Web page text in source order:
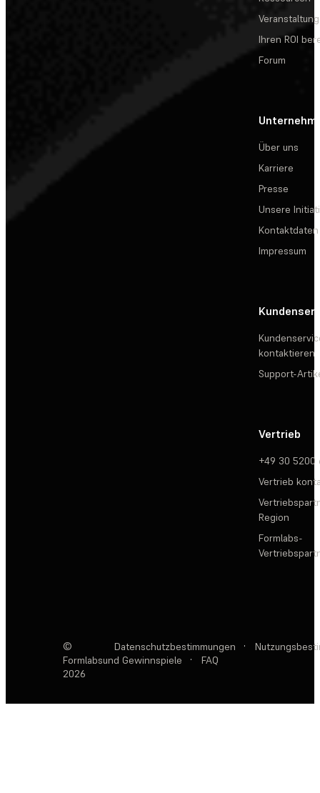
Ihren ROI
Forum
Über uns
Karriere
Presse
Unsere
Kontaktdaten
Impressum
kontaktieren
Support-
Vertrieb
+49 30 5200
Vertrieb
Region
Formlabs-
©
Formlabs
2026
Datenschutzbestimmungen ·
und Gewinnspiele
· FAQ